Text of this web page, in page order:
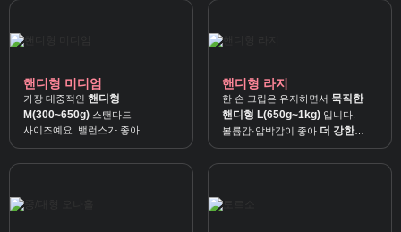
핸디형 미디엄
가장 대중적인 핸디형
M(300~650g) 스탠다드
사이즈예요. 밸런스가 좋아
데일리용으로 추천해요.
핸디형 라지
한 손 그립은 유지하면서 묵직한
핸디형 L(650g~1kg) 입니다.
볼륨감·압박감이 좋아 더 강한
사용감을 원할 때 잘 맞아요.